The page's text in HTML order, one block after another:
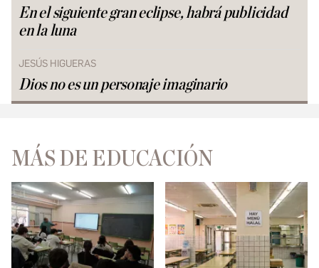
En el siguiente gran eclipse, habrá publicidad
en la luna
JESÚS HIGUERAS
Dios no es un personaje imaginario
MÁS DE EDUCACIÓN